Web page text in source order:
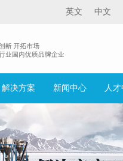
中文
英文
解决方案 新闻中心 人